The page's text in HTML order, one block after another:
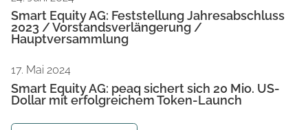
Smart Equity AG: Feststellung Jahresabschluss
2023 / Vorstandsverlängerung /
Hauptversammlung
17. Mai 2024
Smart Equity AG: peaq sichert sich 20 Mio. US-
Dollar mit erfolgreichem Token-Launch